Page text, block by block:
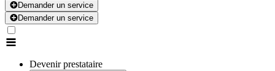
Demander un service
Demander un service
Devenir prestataire